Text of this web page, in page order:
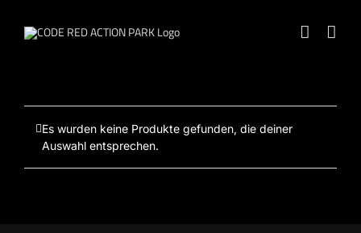
Inhalt
springen
Es wurden keine Produkte gefunden, die deiner
Auswahl entsprechen.